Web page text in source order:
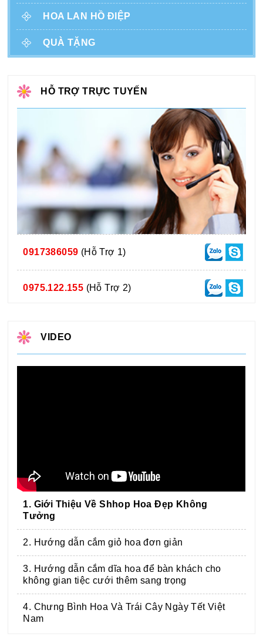
HOA LAN HỒ ĐIỆP
QUÀ TẶNG
HỖ TRỢ TRỰC TUYẾN
0917386059 (Hỗ Trợ 1)
0975.122.155 (Hỗ Trợ 2)
VIDEO
1. Giới Thiệu Về Shhop Hoa Đẹp Không
Tưởng
2. Hướng dẫn cắm giỏ hoa đơn giản
3. Hướng dẫn cắm dĩa hoa để bàn khách cho
không gian tiệc cưới thêm sang trọng
4. Chưng Bình Hoa Và Trái Cây Ngày Tết Việt
Nam